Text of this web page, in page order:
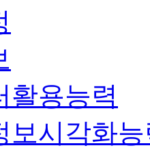
활용능력
보시각화